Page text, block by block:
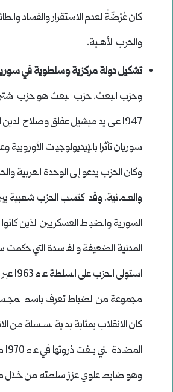
كان عُرْضَةً لعدم الاستقرار والفساد
والحرب الأهلية.
تشكيل دولة مركزية وسلطوية في
وحزب البعث. حزب البعث هو حزب
1947 على يد ميشيل عفلق وصلاح
سوريان تأثرا بالإيديولوجيات الأوروبية
وكان الحزب يدعو إلى الوحدة العربية
والعلمانية. وقد اكتسب الحزب شعبية
السورية والضباط العسكريين الذين
المدنية الضعيفة والفاسدة التي حكمت
مجموعة من الضباط تعرف باسم المجلس
كان الانقلاب بمثابة بداية لسلسلة من
وهو ضابط علوي عزز سلطته من خلال